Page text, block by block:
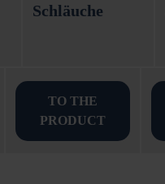
Schläuche
TO THE
PRODUCT